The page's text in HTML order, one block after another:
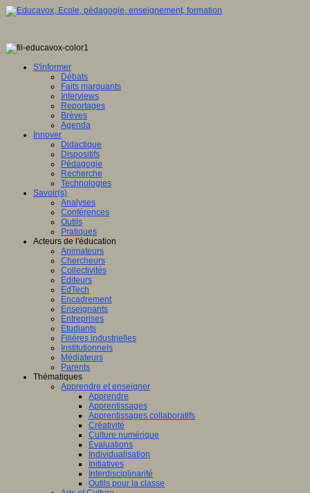
S'informer
Débats
Faits marquants
Interviews
Reportages
Brèves
Agenda
Innover
Didactique
Dispositifs
Pédagogie
Recherche
Technologies
Savoir(s)
Analyses
Conférences
Outils
Pratiques
Acteurs de l'éducation
Animateurs
Chercheurs
Collectivités
Editeurs
EdTech
Encadrement
Enseignants
Entreprises
Etudiants
Filières industrielles
Institutionnels
Médiateurs
Parents
Thématiques
Apprendre et enseigner
Apprendre
Apprentissages
Apprentissages collaboratifs
Créativité
Culture numérique
Evaluations
Individualisation
Initiatives
Interdisciplinarité
Outils pour la classe